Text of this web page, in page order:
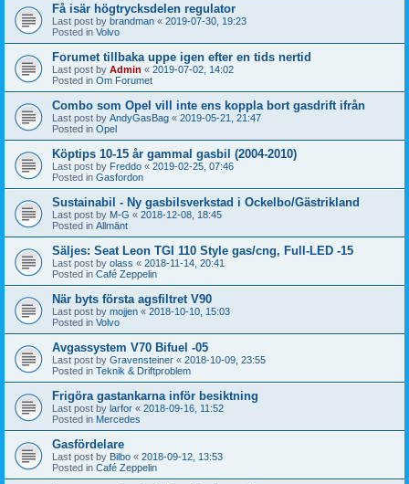
Få isär högtrycksdelen regulator
Last post by brandman « 2019-07-30, 19:23
Posted in Volvo
Forumet tillbaka uppe igen efter en tids nertid
Last post by Admin « 2019-07-02, 14:02
Posted in Om Forumet
Combo som Opel vill inte ens koppla bort gasdrift ifrån
Last post by AndyGasBag « 2019-05-21, 21:47
Posted in Opel
Köptips 10-15 år gammal gasbil (2004-2010)
Last post by Freddo « 2019-02-25, 07:46
Posted in Gasfordon
Sustainabil - Ny gasbilsverkstad i Ockelbo/Gästrikland
Last post by M-G « 2018-12-08, 18:45
Posted in Allmänt
Säljes: Seat Leon TGI 110 Style gas/cng, Full-LED -15
Last post by olass « 2018-11-14, 20:41
Posted in Café Zeppelin
När byts första agsfiltret V90
Last post by mojjen « 2018-10-10, 15:03
Posted in Volvo
Avgassystem V70 Bifuel -05
Last post by Gravensteiner « 2018-10-09, 23:55
Posted in Teknik & Driftproblem
Frigöra gastankarna inför besiktning
Last post by larfor « 2018-09-16, 11:52
Posted in Mercedes
Gasfördelare
Last post by Bilbo « 2018-09-12, 13:53
Posted in Café Zeppelin